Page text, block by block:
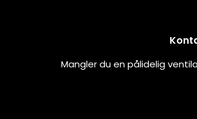
Mangler du en pålidelig